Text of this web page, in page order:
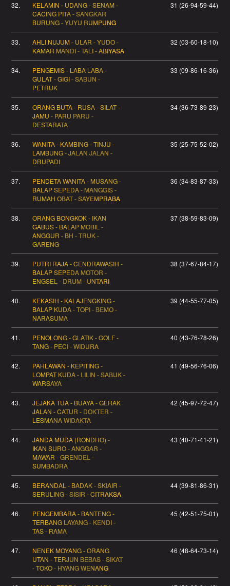
32.
KELAMIN - UDANG - SENAM -
CACING PITA - SANGKAR
BURUNG - YUYU RUMPUNG
31 (26-94-59-44)
33.
AHLI NUJUM - ULAR - YUDO -
KAMAR MANDI - TALI - ABIYASA
32 (03-60-18-10)
34.
PENGEMIS - LABA LABA -
GULAT - GIGI - SABUN -
PETRUK
33 (09-86-16-36)
35.
ORANG BUTA - RUSA - SILAT -
JAMU - PARU PARU -
DESTARATA
34 (36-73-89-23)
36.
WANITA - KAMBING - TINJU -
LAMBUNG - JALAN JALAN -
DRUPADI
35 (25-75-52-02)
37.
PENDETA WANITA - MUSANG -
BALAP SEPEDA - MANGGIS -
RUMAH OBAT - SAYEMPRABA
36 (34-83-87-33)
38.
ORANG BONGKOK - IKAN
GABUS - BALAP MOBIL -
ANGGUR - BH - TRUK -
GARENG
37 (38-59-83-09)
39.
PUTRI RAJA - CENDRAWASIH -
BALAP SEPEDA MOTOR -
ENGSEL - DRUM - UNTARI
38 (37-67-84-17)
40.
KEKASIH - KALAJENGKING -
BALAP KUDA - TOPI - BEMO -
NARASUMA
39 (44-55-77-05)
41.
PENOLONG - GLATIK - GOLF -
TANG - PECI - WIDURA
40 (43-76-78-26)
42.
PAHLAWAN - KEPITING -
LOMPAT KUDA - LILIN - SABUK -
WARSAYA
41 (49-56-76-06)
43.
JEJAKA TUA - BUAYA - GERAK
JALAN - CATUR - DOKTER -
LESMANA WIDAKTA
42 (45-97-72-47)
44.
JANDA MUDA (RONDHO) -
IKAN SURO - ANGGAR -
MAWAR - GRENDEL -
SUMBADRA
43 (40-71-41-21)
45.
BERANDAL - BADAK - SKIAIR -
SERULING - SISIR - CITRAKSA
44 (39-81-86-31)
46.
PENGEMBARA - BANTENG -
TERBANG LAYANG - KENDI -
TAS - RAMA
45 (42-51-75-01)
47.
NENEK MOYANG - ORANG
UTAN - TERJUN BEBAS - SIKAT
- TOKO - HYANG WENANG
46 (48-64-73-14)